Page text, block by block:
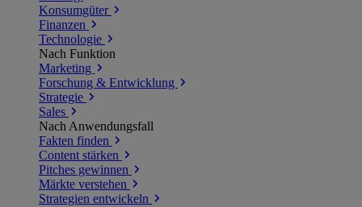
Konsumgüter
Finanzen
Technologie
Nach Funktion
Marketing
Forschung & Entwicklung
Strategie
Sales
Nach Anwendungsfall
Fakten finden
Content stärken
Pitches gewinnen
Märkte verstehen
Strategien entwickeln